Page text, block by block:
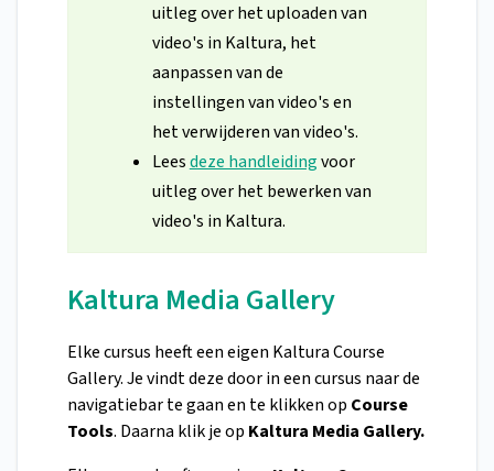
uitleg over het uploaden van
video's in Kaltura, het
aanpassen van de
instellingen van video's en
het verwijderen van video's.
Leesdeze handleidingvoor
uitleg over het bewerken van
video's in Kaltura.
Kaltura Media Gallery
Elke cursus heeft een eigen Kaltura Course
Gallery. Je vindt deze door in een cursus naar de
navigatiebar te gaan en te klikken op Course
Tools. Daarna klik je op Kaltura Media Gallery.